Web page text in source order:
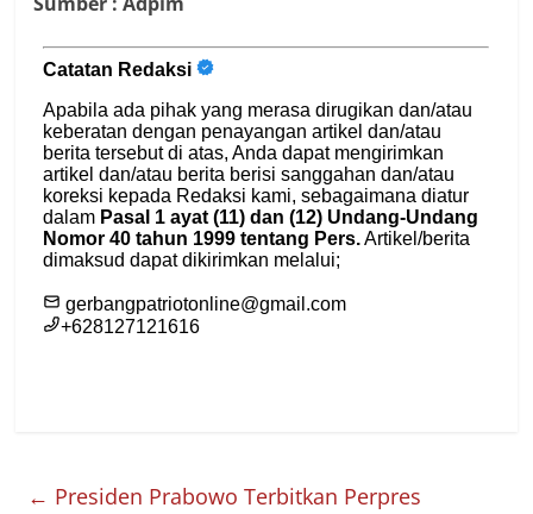
← Presiden Prabowo Terbitkan Perpres